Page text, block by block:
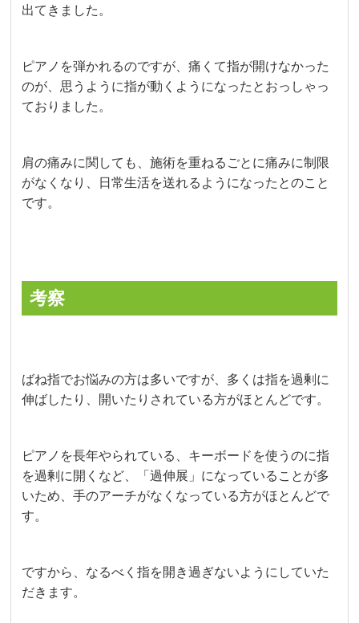
出てきました。
ピアノを弾かれるのですが、痛くて指が開けなかった
のが、思うように指が動くようになったとおっしゃっ
ておりました。
肩の痛みに関しても、施術を重ねるごとに痛みに制限
がなくなり、日常生活を送れるようになったとのこと
です。
考察
ばね指でお悩みの方は多いですが、多くは指を過剰に
伸ばしたり、開いたりされている方がほとんどです。
ピアノを長年やられている、キーボードを使うのに指
を過剰に開くなど、「過伸展」になっていることが多
いため、手のアーチがなくなっている方がほとんどで
す。
ですから、なるべく指を開き過ぎないようにしていた
だきます。